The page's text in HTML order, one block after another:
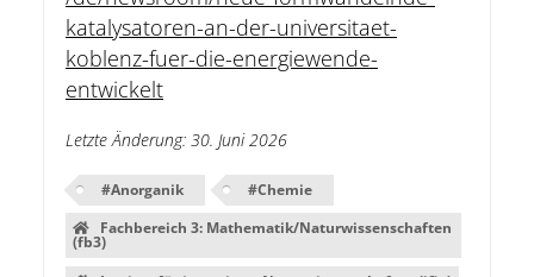
katalysatoren-an-der-universitaet-
koblenz-fuer-die-energiewende-
entwickelt
Letzte Änderung: 30. Juni 2026
#Anorganik #Chemie
Fachbereich 3: Mathematik/Naturwissenschaften
(fb3)